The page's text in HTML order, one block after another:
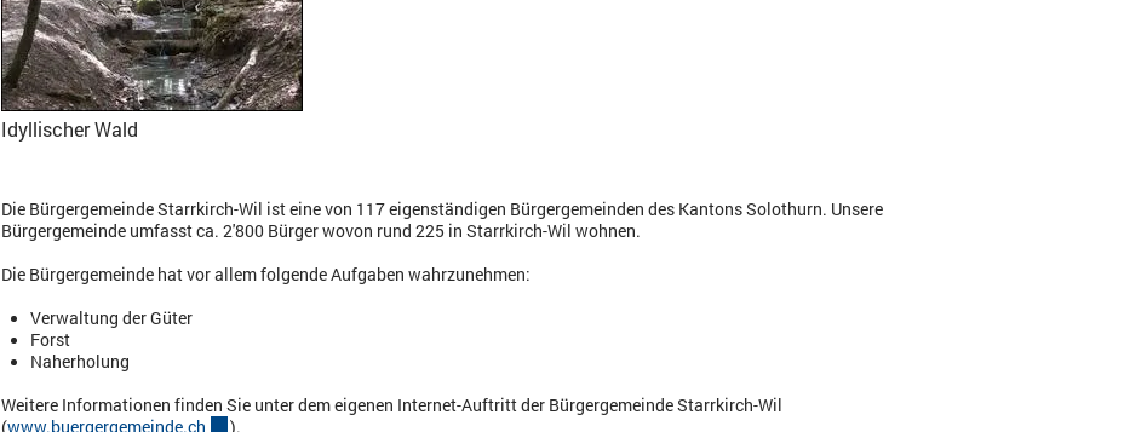
Idyllischer Wald
Die Bürgergemeinde Starrkirch-Wil ist eine von 117 eigenständigen Bürgergemeinden des Kantons Solothurn. Unsere
Bürgergemeinde umfasst ca. 2'800 Bürger wovon rund 225 in Starrkirch-Wil wohnen.
Die Bürgergemeinde hat vor allem folgende Aufgaben wahrzunehmen:
Verwaltung der Güter
Forst
Naherholung
Weitere Informationen finden Sie unter dem eigenen Internet-Auftritt der Bürgergemeinde Starrkirch-Wil
(www.buergergemeinde.ch Externer Link wird in einem neuen Fenster geöffnet.
).